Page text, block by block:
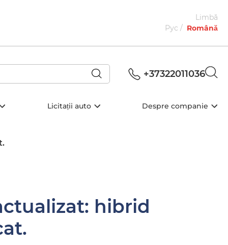
Limbă
Рус
Română
+37322011036
Licitații auto Despre companie
hibrid